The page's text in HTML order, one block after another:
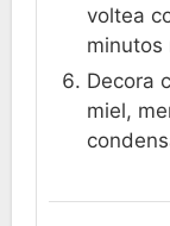
voltea
minutos
Decora
miel,